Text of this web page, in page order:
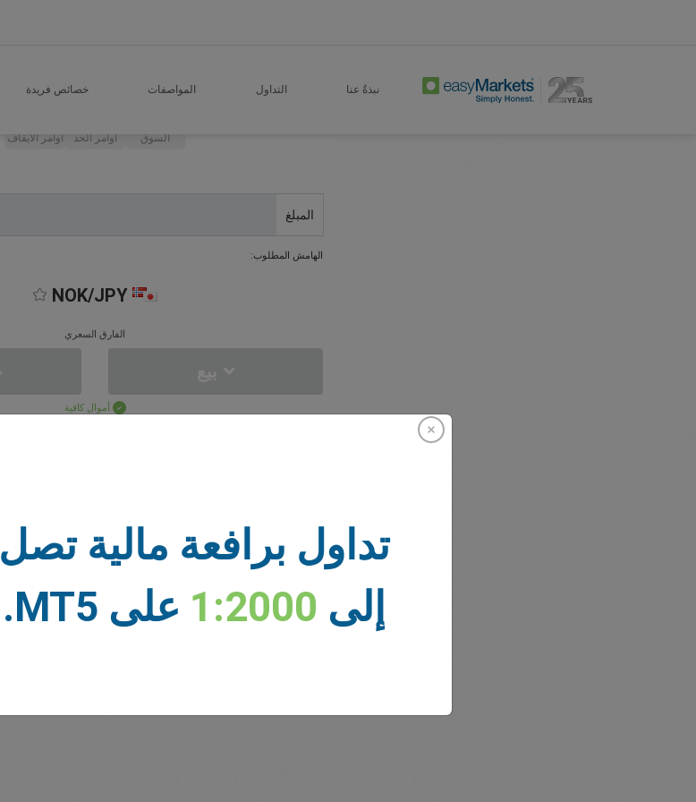
نبذةٌ عنا التداول المواصفات خصائص فريدة
السوق اوامر الحد اوامر الايقاف
المبلغ
الهامش المطلوب:
NOK/JPY
الفارق السعري
أموال كافية
أخبار السوق
تداول برافعة مالية تصل
إلى 1:2000 على MT5.